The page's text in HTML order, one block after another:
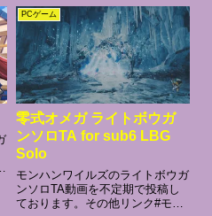
PCゲーム
零式オメガ ライトボウガ
ンソロTA for sub6 LBG
Solo
モンハンワイルズのライトボウガ
ンソロTA動画を不定期で投稿し
ております。その他リンク#モン